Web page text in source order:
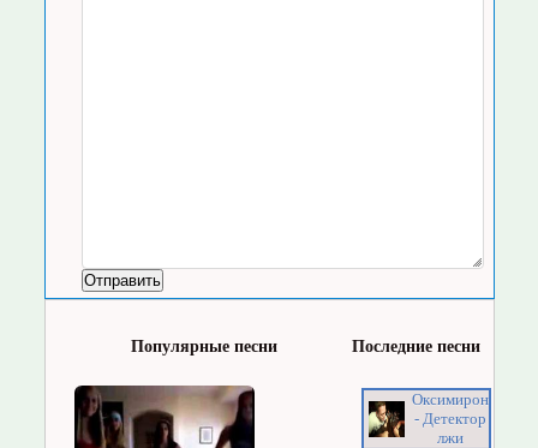
Популярные песни Последние песни
Оксимирон
- Детектор
лжи